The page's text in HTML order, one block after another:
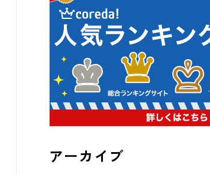
アーカイブ